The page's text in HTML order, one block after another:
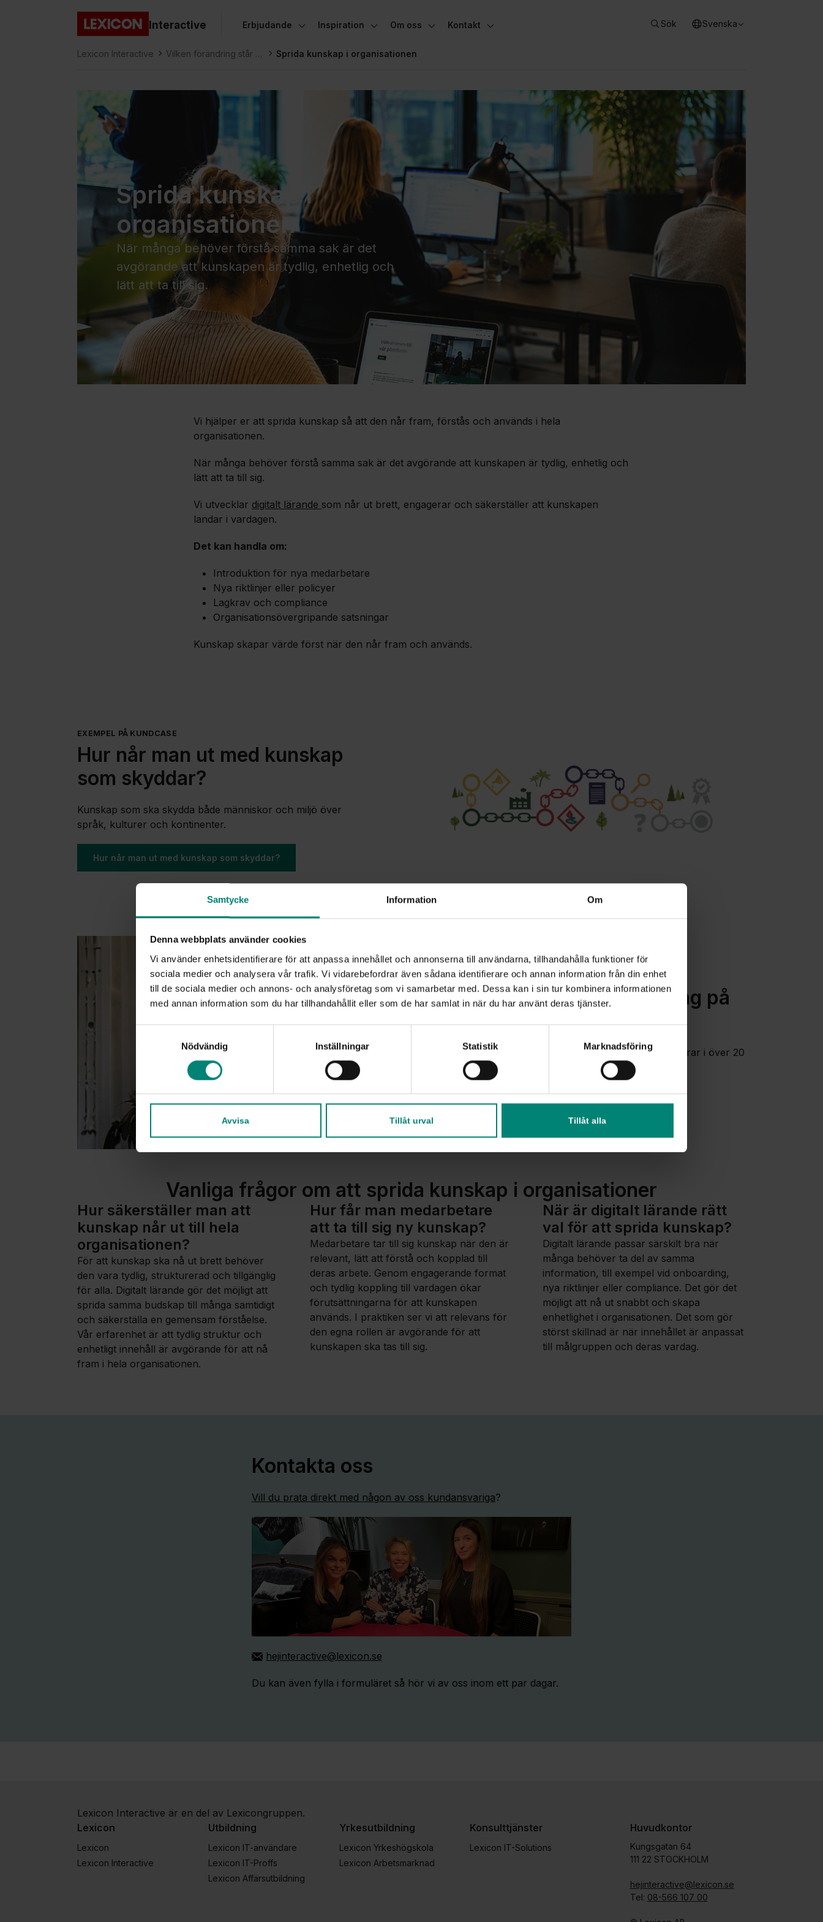
Samtycke Information Om
Denna webbplats använder cookies
Vi använder enhetsidentifierare för att anpassa innehållet och annonserna till användarna, tillhandahålla funktioner för
sociala medier och analysera vår trafik. Vi vidarebefordrar även sådana identifierare och annan information från din enhet
till de sociala medier och annons- och analysföretag som vi samarbetar med. Dessa kan i sin tur kombinera informationen
med annan information som du har tillhandahållit eller som de har samlat in när du har använt deras tjänster.
Nödvändig
Inställningar Statistik Marknadsföring
Avvisa Tillåt urval Tillåt alla
Gå direkt till huvudinnehållet
Lexicon
Interactive Erbjudande Inspiration Om oss Kontakt Sök Svenska
Lexicon Interactive
Vilken förändring står ni
Sprida kunskap i organisationen
Sprida kunskap i
organisationen
När många behöver förstå samma sak är det
avgörande att kunskapen är tydlig, enhetlig och
lätt att ta till sig.
Vi hjälper er att sprida kunskap så att den når fram, förstås och används i hela
organisationen.
När många behöver förstå samma sak är det avgörande att kunskapen är tydlig, enhetlig och
lätt att ta till sig.
Vi utvecklar digitalt lärande som når ut brett, engagerar och säkerställer att kunskapen
landar i vardagen.
Det kan handla om:
Introduktion för nya medarbetare
Nya riktlinjer eller policyer
Lagkrav och compliance
Organisationsövergripande satsningar
Kunskap skapar värde först när den når fram och används.
EXEMPEL PÅ KUNDCASE
Hur når man ut med kunskap
som skyddar?
Kunskap som ska skydda både människor och miljö över
språk, kulturer och kontinenter.
Hur når man ut med kunskap som skyddar?
EXEMPEL PÅ KUNDCASE
Gemensam EU-utbildning på
elva språk
Hur bygger man en digital utbildning som fungerar i över 20
länder och på elva språk?
Vanliga frågor om att sprida kunskap i organisationer
Hur säkerställer man att
kunskap når ut till hela
organisationen?
För att kunskap ska nå ut brett behöver
den vara tydlig, strukturerad och tillgänglig
för alla. Digitalt lärande gör det möjligt att
sprida samma budskap till många samtidigt
och säkerställa en gemensam förståelse.
Vår erfarenhet är att tydlig struktur och
enhetligt innehåll är avgörande för att nå
fram i hela organisationen.
Hur får man medarbetare
att ta till sig ny kunskap?
Medarbetare tar till sig kunskap när den är
relevant, lätt att förstå och kopplad till
deras arbete. Genom engagerande format
och tydlig koppling till vardagen ökar
förutsättningarna för att kunskapen
används. I praktiken ser vi att relevans för
den egna rollen är avgörande för att
kunskapen ska tas till sig.
När är digitalt lärande rätt
val för att sprida kunskap?
Digitalt lärande passar särskilt bra när
många behöver ta del av samma
information, till exempel vid onboarding,
nya riktlinjer eller compliance. Det gör det
möjligt att nå ut snabbt och skapa
enhetlighet i organisationen. Det som gör
störst skillnad är när innehållet är anpassat
till målgruppen och deras vardag.
Kontakta oss
Vill du prata direkt med någon av oss kundansvariga?
hejinteractive@lexicon.se
Du kan även fylla i formuläret så hör vi av oss inom ett par dagar.
Lexicon Interactive är en del av Lexicongruppen.
Lexicon
Lexicon
Lexicon Interactive
Utbildning
Lexicon IT-användare
Lexicon IT-Proffs
Lexicon Affärsutbildning
Yrkesutbildning
Lexicon Yrkeshögskola
Lexicon Arbetsmarknad
Konsulttjänster
Lexicon IT-Solutions
Huvudkontor
Kungsgatan 64
111 22 STOCKHOLM
hejinteractive@lexicon.se
Tel: 08-566 107 00